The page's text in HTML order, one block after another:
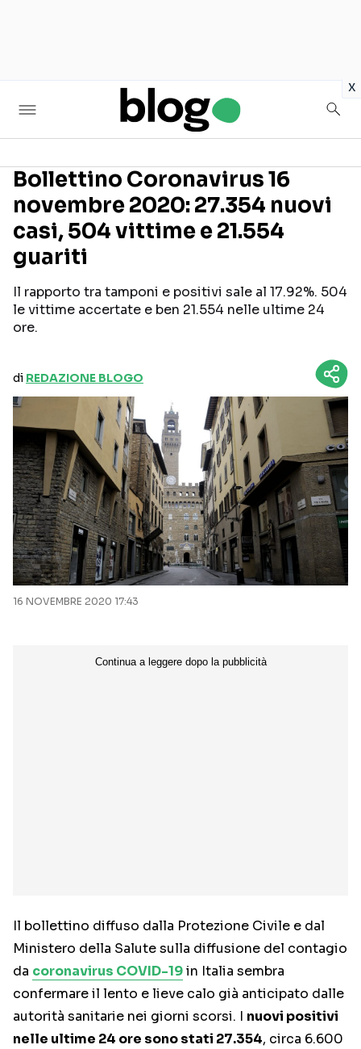
x
Seguici sui social
Bollettino Coronavirus 16
novembre 2020: 27.354 nuovi
casi, 504 vittime e 21.554
guariti
Il rapporto tra tamponi e positivi sale al 17.92%. 504
le vittime accertate e ben 21.554 nelle ultime 24
ore.
di REDAZIONE BLOGO
16 NOVEMBRE 2020 17:43
Il bollettino diffuso dalla Protezione Civile e dal
Ministero della Salute sulla diffusione del contagio
da coronavirus COVID-19in Italia sembra
confermare il lento e lieve calo già anticipato dalle
autorità sanitarie nei giorni scorsi. I nuovi positivi
nelle ultime 24 ore sono stati 27.354, circa 6.600